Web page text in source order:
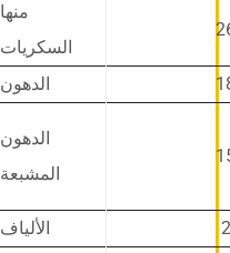
منها
السكريات
الدهون
الدهون
المشبعة
الألياف